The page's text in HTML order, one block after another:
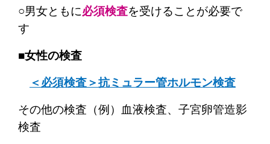
○男女ともに必須検査を受けることが必要で
す
■女性の検査
＜必須検査＞抗ミュラー管ホルモン検査
その他の検査（例）血液検査、子宮卵管造影
検査